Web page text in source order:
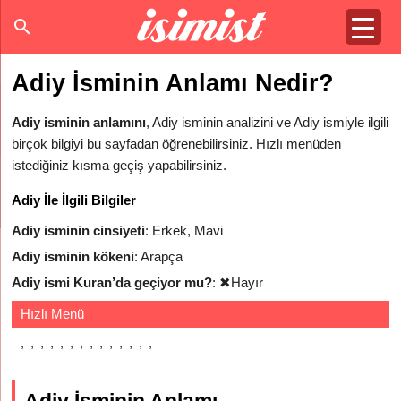
Adiy İsminin Anlamı Nedir?
Adiy isminin anlamını, Adiy isminin analizini ve Adiy ismiyle ilgili
birçok bilgiyi bu sayfadan öğrenebilirsiniz. Hızlı menüden
istediğiniz kısma geçiş yapabilirsiniz.
Adiy İle İlgili Bilgiler
Adiy isminin cinsiyeti: Erkek, Mavi
Adiy isminin kökeni: Arapça
Adiy ismi Kuran’da geçiyor mu?: ✖Hayır
Hızlı Menü